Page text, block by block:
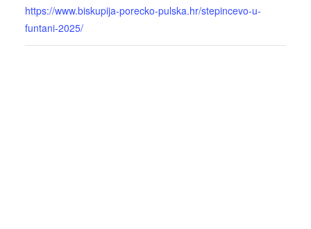
https://www.biskupija-porecko-pulska.hr/stepincevo-u-
funtani-2025/